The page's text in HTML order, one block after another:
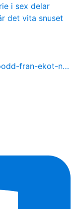
i sex delar
det vita snuset
fran-ekot-n…